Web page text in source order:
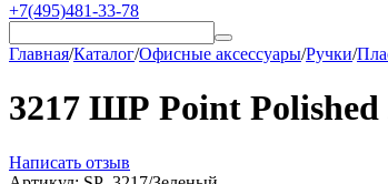
+7(495)481-33-78
Главная/Каталог/Офисные аксессуары/Ручки/
3217 ШР Point Polished
Написать отзыв